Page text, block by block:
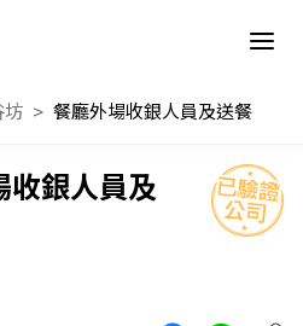
坊 餐廳外場收銀人員及送餐
收銀人員及